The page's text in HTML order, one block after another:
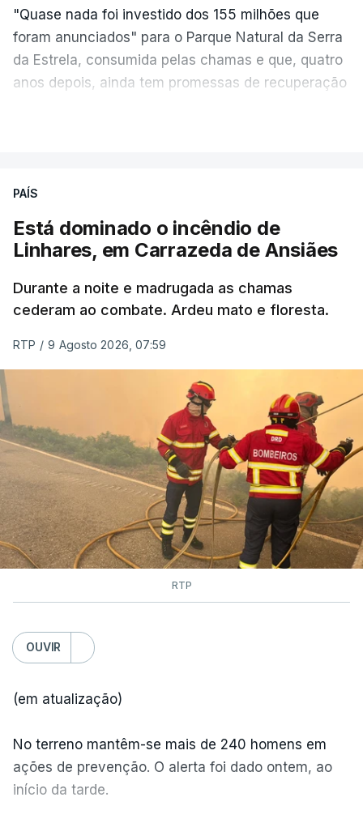
"Quase nada foi investido dos 155 milhões que
foram anunciados" para o Parque Natural da Serra
da Estrela, consumida pelas chamas e que, quatro
anos depois, ainda tem promessas de recuperação
ESTE CONTEÚDO ESTÁ NESTE
PAÍS
Está dominado o incêndio de
Linhares, em Carrazeda de Ansiães
Durante a noite e madrugada as chamas
cederam ao combate. Ardeu mato e floresta.
RTP / 9 Agosto 2026, 07:59
RTP
OUVIR
(em atualização)
No terreno mantêm-se mais de 240 homens em
ações de prevenção. O alerta foi dado ontem, ao
início da tarde.